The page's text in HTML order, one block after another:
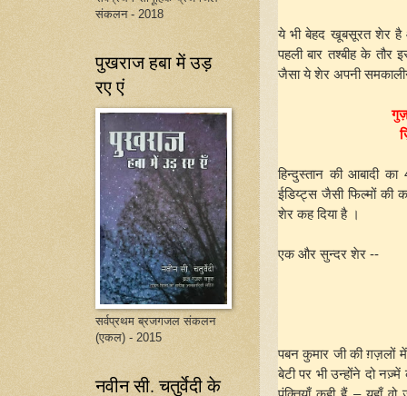
ये भी बेहद खूबसूरत शेर है
पहली बार तश्बीह के तौर
जैसा ये शेर अपनी
हिन्दुस्तान की आबादी
ईडिय्ट्स जैसी फिल्मों की
शेर कह दिया है ।
एक और सुन्दर शेर --
पबन कुमार जी की ग़ज़लों में
बेटी पर भी उन्होंने दो
संकलन - 2018
पुखराज हबा में उड़
रए एं
सर्वप्रथम ब्रजगजल संकलन
(एकल) - 2015
नवीन सी. चतुर्वेदी के